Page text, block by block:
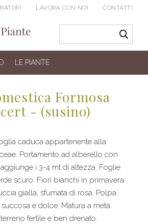
LAVORA CON NOI CONTATTI
LE PIANTE
Formosa
- (susino)
caduca appartenente alla
Portamento ad alberello con
i 3-4 mt di altezza. Foglie
scuro. Fiori bianchi in primavera.
gialla, sfumata di rosa. Polpa
e dolce. Matura a metà
fertile e ben drenato.